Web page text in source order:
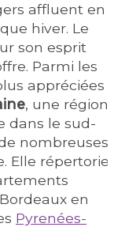
affluent en
hiver. Le
son esprit
Parmi les
appréciées
, une région
dans le sud-
nombreuses
Elle répertorie
en
Pyrenées-